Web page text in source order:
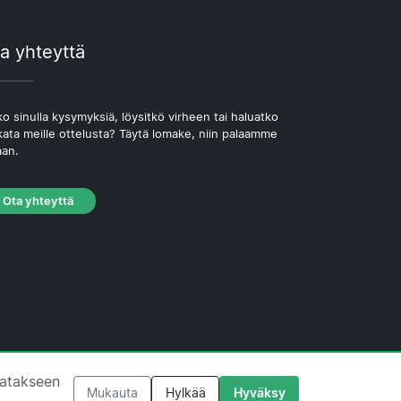
yhteyttä
sinulla kysymyksiä, löysitkö virheen tai haluatko
meille ottelusta? Täytä lomake, niin palaamme
Ota yhteyttä
·Toimituksellinen käytäntö
Mukauta Hylkää Hyväksy